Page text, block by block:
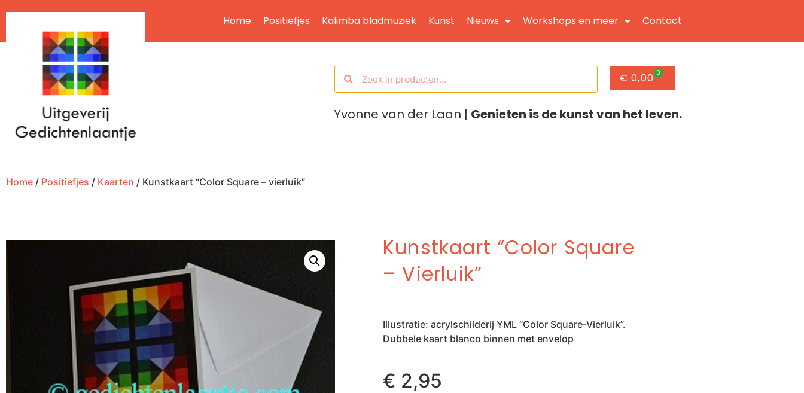
Home Positiefjes Kalimba bladmuziek Kunst Nieuws Workshops en meer Contact
€ 0,00 0
Yvonne van der Laan | Genieten is de kunst van het leven.
Home / Positiefjes / Kaarten / Kunstkaart “Color Square – vierluik”
Kunstkaart “Color Square
– Vierluik”
Illustratie: acrylschilderij YML “Color Square-Vierluik”.
Dubbele kaart blanco binnen met envelop
€ 2,95